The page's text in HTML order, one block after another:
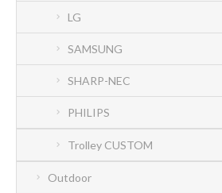
LG
SAMSUNG
SHARP-NEC
PHILIPS
Trolley CUSTOM
Outdoor